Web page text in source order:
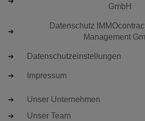
GmbH
Datenschutz
Management
Datenschutzeinstellungen
Impressum
Unser Unternehmen
Unser Team